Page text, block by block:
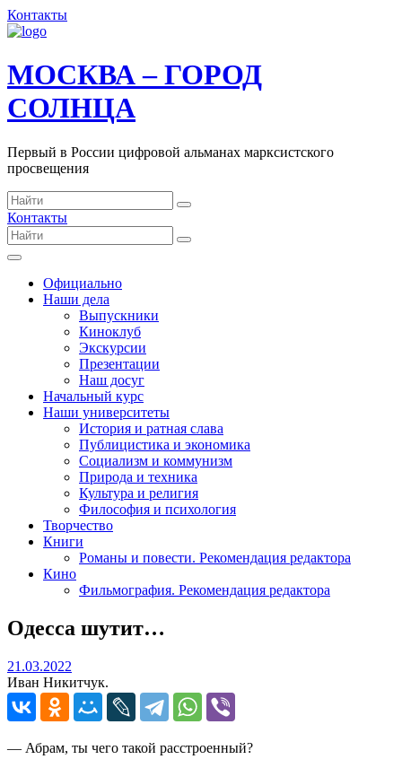
Контакты
МОСКВА – ГОРОД
СОЛНЦА
Первый в России цифровой альманах марксистского
просвещения
Контакты
Официально
Наши дела
Выпускники
Киноклуб
Экскурсии
Презентации
Наш досуг
Начальный курс
Наши университеты
История и ратная слава
Публицистика и экономика
Социализм и коммунизм
Природа и техника
Культура и религия
Философия и психология
Творчество
Книги
Романы и повести. Рекомендация редактора
Кино
Фильмография. Рекомендация редактора
Одесса шутит…
21.03.2022
Иван Никитчук.
— Абрам, ты чего такой расстроенный?